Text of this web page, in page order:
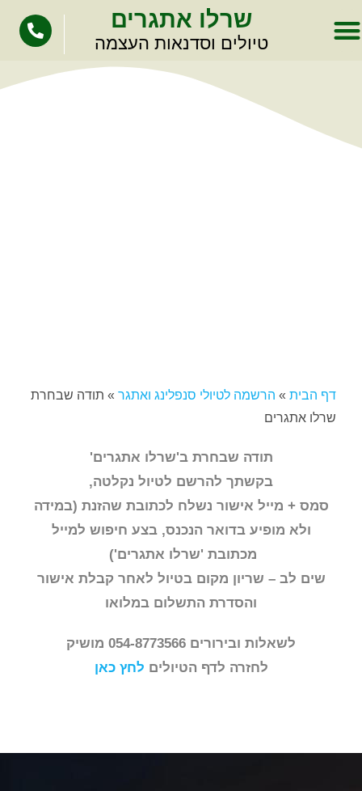
שרלו אתגרים
טיולים וסדנאות העצמה
דף הבית » הרשמה לטיולי סנפלינג ואתגר » תודה שבחרת
שרלו אתגרים
תודה שבחרת ב'שרלו אתגרים'
בקשתך להרשם לטיול נקלטה,
סמס + מייל אישור נשלח לכתובת שהזנת (במידה
ולא מופיע בדואר הנכנס, בצע חיפוש למייל
מכתובת 'שרלו אתגרים')
שים לב – שריון מקום בטיול לאחר קבלת אישור
והסדרת התשלום במלואו
לשאלות ובירורים 054-8773566 מושיק
לחזרה לדף הטיולים לחץ כאן